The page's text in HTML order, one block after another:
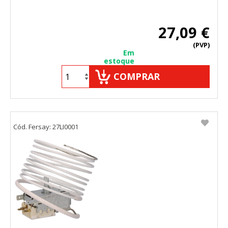
27,09 €
(PVP)
Em
estoque
COMPRAR
Cód. Fersay: 27LI0001